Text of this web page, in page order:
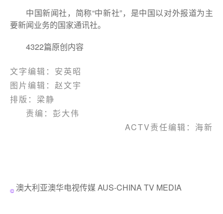
中国新闻社，简称“中新社”，是中国以对外报道为主
要新闻业务的国家通讯社。
4322篇原创内容
文字编辑： 安英昭
图片编辑： 赵文宇
排版：梁静
责编：彭大伟
ACTV责任编辑：海新
澳大利亚澳华电视传媒 AUS-CHINA TV MEDIA